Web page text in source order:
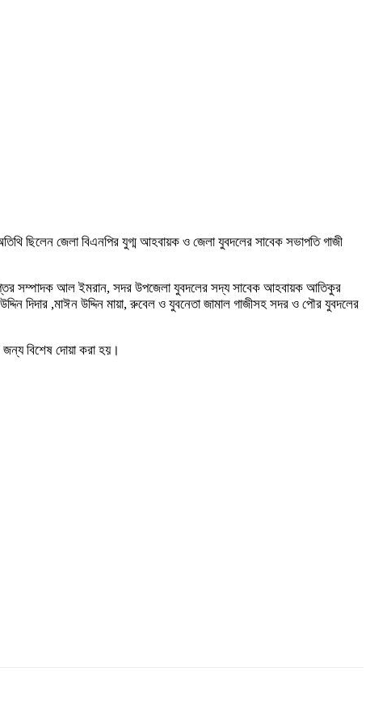
ছিলেন জেলা বিএনপির যুগ্ম আহবায়ক ও জেলা যুবদলের সাবেক সভাপতি গাজী
সম্পাদক আল ইমরান, সদর উপজেলা যুবদলের সদ্য সাবেক আহবায়ক আতিকুর
দিদার ,মাঈন উদ্দিন মায়া, রুবেল ও যুবনেতা জামাল গাজীসহ সদর ও পৌর যুবদলের
জন্য বিশেষ দোয়া করা হয়।